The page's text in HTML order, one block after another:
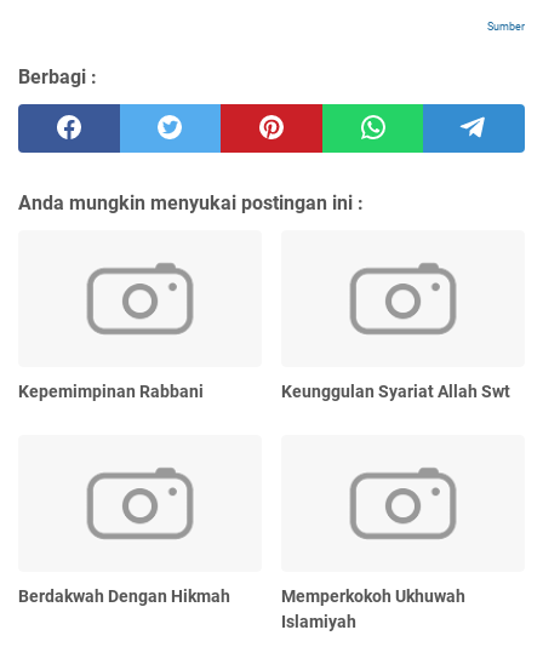
Sumber
Berbagi :
Anda mungkin menyukai postingan ini :
Kepemimpinan Rabbani Keunggulan Syariat Allah Swt
Berdakwah Dengan Hikmah
Memperkokoh Ukhuwah
Islamiyah